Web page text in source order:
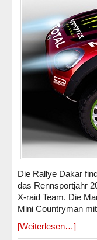
Die Rallye Dakar
das Rennsportjahr
X-raid Team. Die
Mini Countryman
[Weiterlesen…]